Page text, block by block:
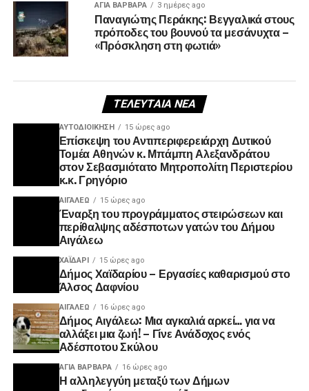
ΑΓΙΑ ΒΑΡΒΑΡΑ 3 ημέρες ago
Παναγιώτης Περάκης: Βεγγαλικά στους
πρόποδες του βουνού τα μεσάνυχτα –
«Πρόσκληση στη φωτιά»
ΤΕΛΕΥΤΑΊΑ ΝΈΑ
ΑΥΤΟΔΙΟΊΚΗΣΗ 15 ώρες ago
Επίσκεψη του Αντιπεριφερειάρχη Δυτικού
Τομέα Αθηνών κ. Μπάμπη Αλεξανδράτου
στον Σεβασμιότατο Μητροπολίτη Περιστερίου
κ.κ. Γρηγόριο
ΑΙΓΑΛΕΩ 15 ώρες ago
Έναρξη του προγράμματος στειρώσεων και
περίθαλψης αδέσποτων γατών του Δήμου
Αιγάλεω
ΧΑΪΔΑΡΙ 15 ώρες ago
Δήμος Χαϊδαρίου – Εργασίες καθαρισμού στο
Άλσος Δαφνίου
ΑΙΓΑΛΕΩ 16 ώρες ago
Δήμος Αιγάλεω: Μια αγκαλιά αρκεί… για να
αλλάξει μια ζωή! – Γίνε Ανάδοχος ενός
Αδέσποτου Σκύλου
ΑΓΙΑ ΒΑΡΒΑΡΑ 16 ώρες ago
Η αλληλεγγύη μεταξύ των Δήμων